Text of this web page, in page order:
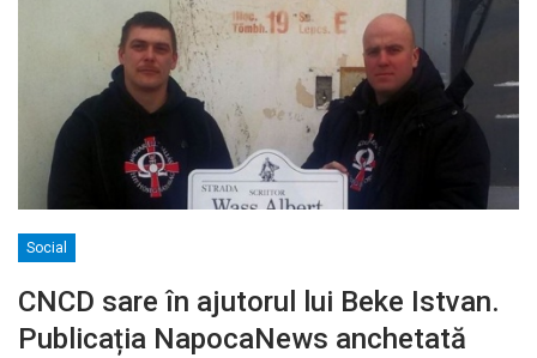
Social
CNCD sare în ajutorul lui Beke Istvan.
Publicația NapocaNews anchetată